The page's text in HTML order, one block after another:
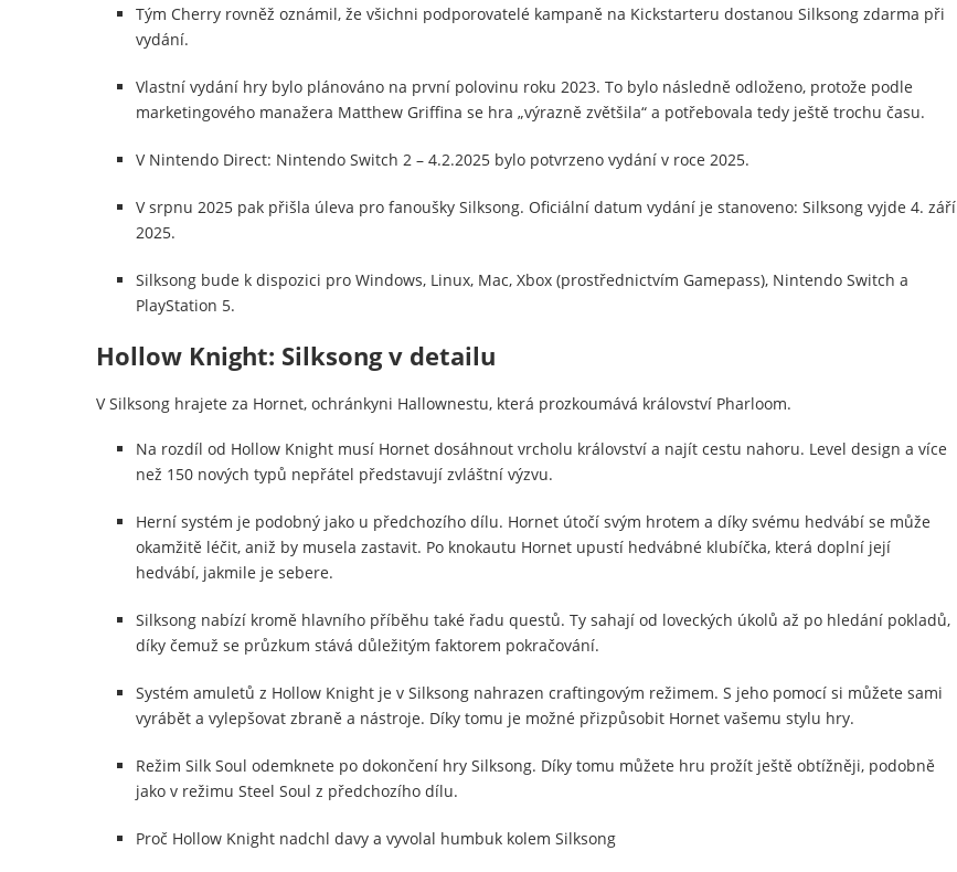
Tým Cherry rovněž oznámil, že všichni podporovatelé kampaně na Kickstarteru dostanou Silksong zdarma při
vydání.
Vlastní vydání hry bylo plánováno na první polovinu roku 2023. To bylo následně odloženo, protože podle
marketingového manažera Matthew Griffina se hra „výrazně zvětšila“ a potřebovala tedy ještě trochu času.
V Nintendo Direct: Nintendo Switch 2 – 4.2.2025 bylo potvrzeno vydání v roce 2025.
V srpnu 2025 pak přišla úleva pro fanoušky Silksong. Oficiální datum vydání je stanoveno: Silksong vyjde 4. září
2025.
Silksong bude k dispozici pro Windows, Linux, Mac, Xbox (prostřednictvím Gamepass), Nintendo Switch a
PlayStation 5.
Hollow Knight: Silksong v detailu
V Silksong hrajete za Hornet, ochránkyni Hallownestu, která prozkoumává království Pharloom.
Na rozdíl od Hollow Knight musí Hornet dosáhnout vrcholu království a najít cestu nahoru. Level design a více
než 150 nových typů nepřátel představují zvláštní výzvu.
Herní systém je podobný jako u předchozího dílu. Hornet útočí svým hrotem a díky svému hedvábí se může
okamžitě léčit, aniž by musela zastavit. Po knokautu Hornet upustí hedvábné klubíčka, která doplní její
hedvábí, jakmile je sebere.
Silksong nabízí kromě hlavního příběhu také řadu questů. Ty sahají od loveckých úkolů až po hledání pokladů,
díky čemuž se průzkum stává důležitým faktorem pokračování.
Systém amuletů z Hollow Knight je v Silksong nahrazen craftingovým režimem. S jeho pomocí si můžete sami
vyrábět a vylepšovat zbraně a nástroje. Díky tomu je možné přizpůsobit Hornet vašemu stylu hry.
Režim Silk Soul odemknete po dokončení hry Silksong. Díky tomu můžete hru prožít ještě obtížněji, podobně
jako v režimu Steel Soul z předchozího dílu.
Proč Hollow Knight nadchl davy a vyvolal humbuk kolem Silksong